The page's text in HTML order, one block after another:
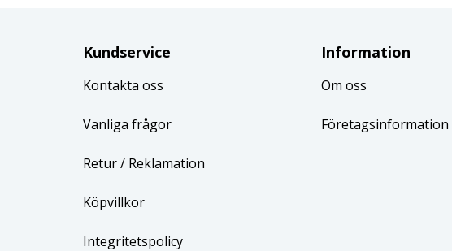
Kundservice
Kontakta oss
Vanliga frågor
Retur/ Reklamation
Köpvillkor
Integritetspolicy
Information
Om oss
Företagsinformation